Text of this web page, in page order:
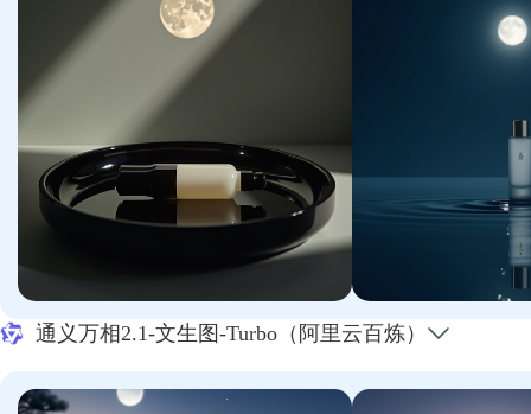
通义万相2.1-文生图-Turbo（阿里云百炼）